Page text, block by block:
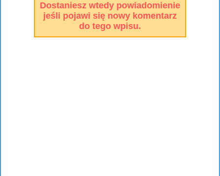
Dostaniesz wtedy powiadomienie
jeśli pojawi się nowy komentarz
do tego wpisu.